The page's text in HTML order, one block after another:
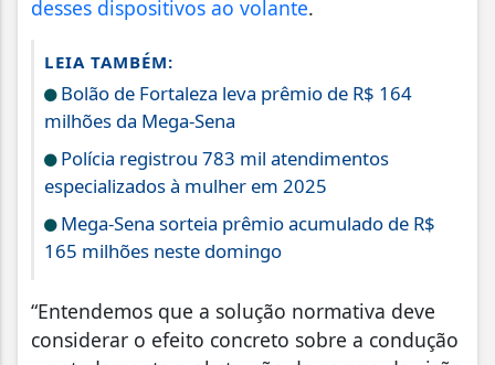
desses dispositivos ao volante.
LEIA TAMBÉM:
Bolão de Fortaleza leva prêmio de R$ 164
milhões da Mega-Sena
Polícia registrou 783 mil atendimentos
especializados à mulher em 2025
Mega-Sena sorteia prêmio acumulado de R$
165 milhões neste domingo
“Entendemos que a solução normativa deve
considerar o efeito concreto sobre a condução